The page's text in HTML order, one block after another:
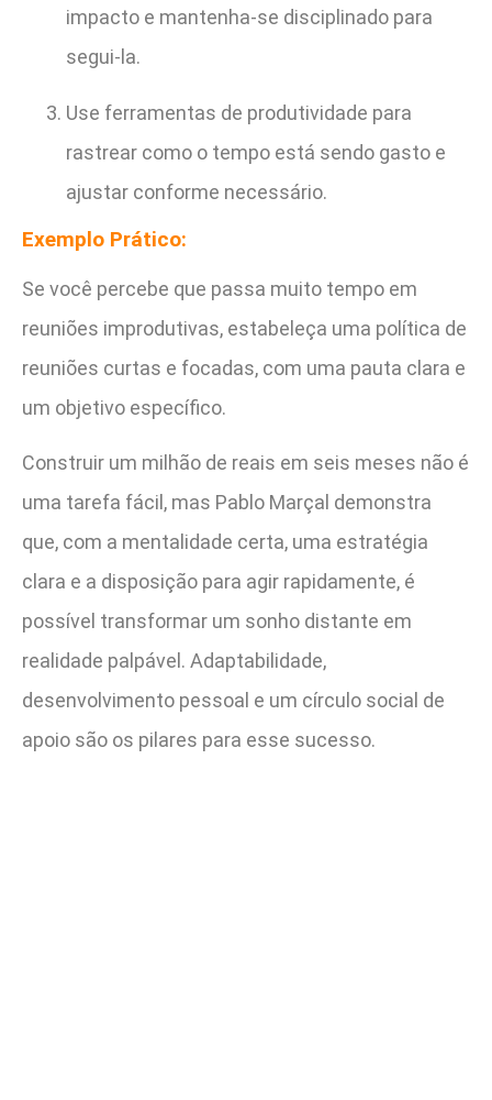
impacto e mantenha-se disciplinado para
segui-la.
Use ferramentas de produtividade para
rastrear como o tempo está sendo gasto e
ajustar conforme necessário.
Exemplo Prático:
Se você percebe que passa muito tempo em
reuniões improdutivas, estabeleça uma política de
reuniões curtas e focadas, com uma pauta clara e
um objetivo específico.
Construir um milhão de reais em seis meses não é
uma tarefa fácil, mas Pablo Marçal demonstra
que, com a mentalidade certa, uma estratégia
clara e a disposição para agir rapidamente, é
possível transformar um sonho distante em
realidade palpável. Adaptabilidade,
desenvolvimento pessoal e um círculo social de
apoio são os pilares para esse sucesso.